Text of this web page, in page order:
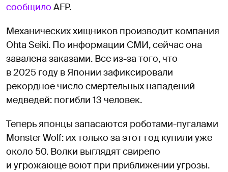
сообщило AFP.
Механических хищников производит компания
Ohta Seiki. По информации СМИ, сейчас она
завалена заказами. Все из-за того, что
в 2025 году в Японии зафиксировали
рекордное число смертельных нападений
медведей: погибли 13 человек.
Теперь японцы запасаются роботами-пугалами
Monster Wolf: их только за этот год купили уже
около 50. Волки выглядят свирепо
и угрожающе воют при приближении угрозы.